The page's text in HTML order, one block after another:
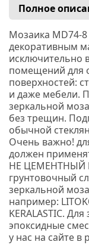
Полное
Мозаика MD74-
декоративным
исключительно
помещений для
поверхностей:
и даже мебели.
зеркальной
без трещин.
обычной
Очень важно!
должен
НЕ ЦЕМЕНТНЫЙ
грунтовочный
зеркальной
например:
KERALASTIC. Для
эпоксидные
у нас на сайте в